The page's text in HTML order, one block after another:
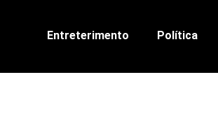
Entreterimento Política